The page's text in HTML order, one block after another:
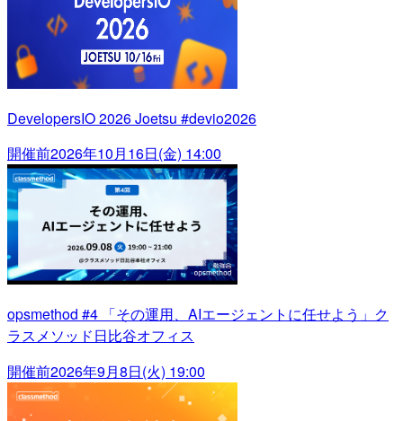
DevelopersIO 2026 Joetsu #devio2026
開催前2026年10月16日(金) 14:00
opsmethod #4 「その運用、AIエージェントに任せよう」ク
ラスメソッド日比谷オフィス
開催前2026年9月8日(火) 19:00